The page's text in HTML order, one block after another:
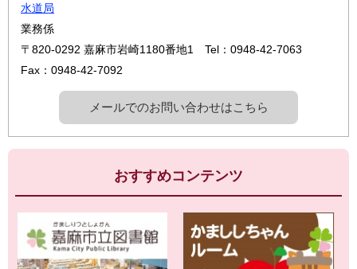
水道局
業務係
〒820-0292 嘉麻市岩崎1180番地1
Tel：0948-42-7063
Fax：0948-42-7092
メールでのお問い合わせはこちら
おすすめコンテンツ